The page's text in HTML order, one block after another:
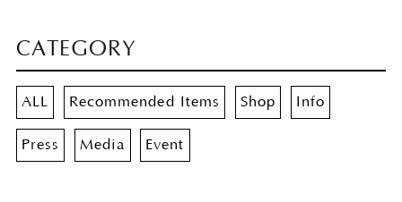
CATEGORY
ALL Recommended Items Shop Info
Press Media Event